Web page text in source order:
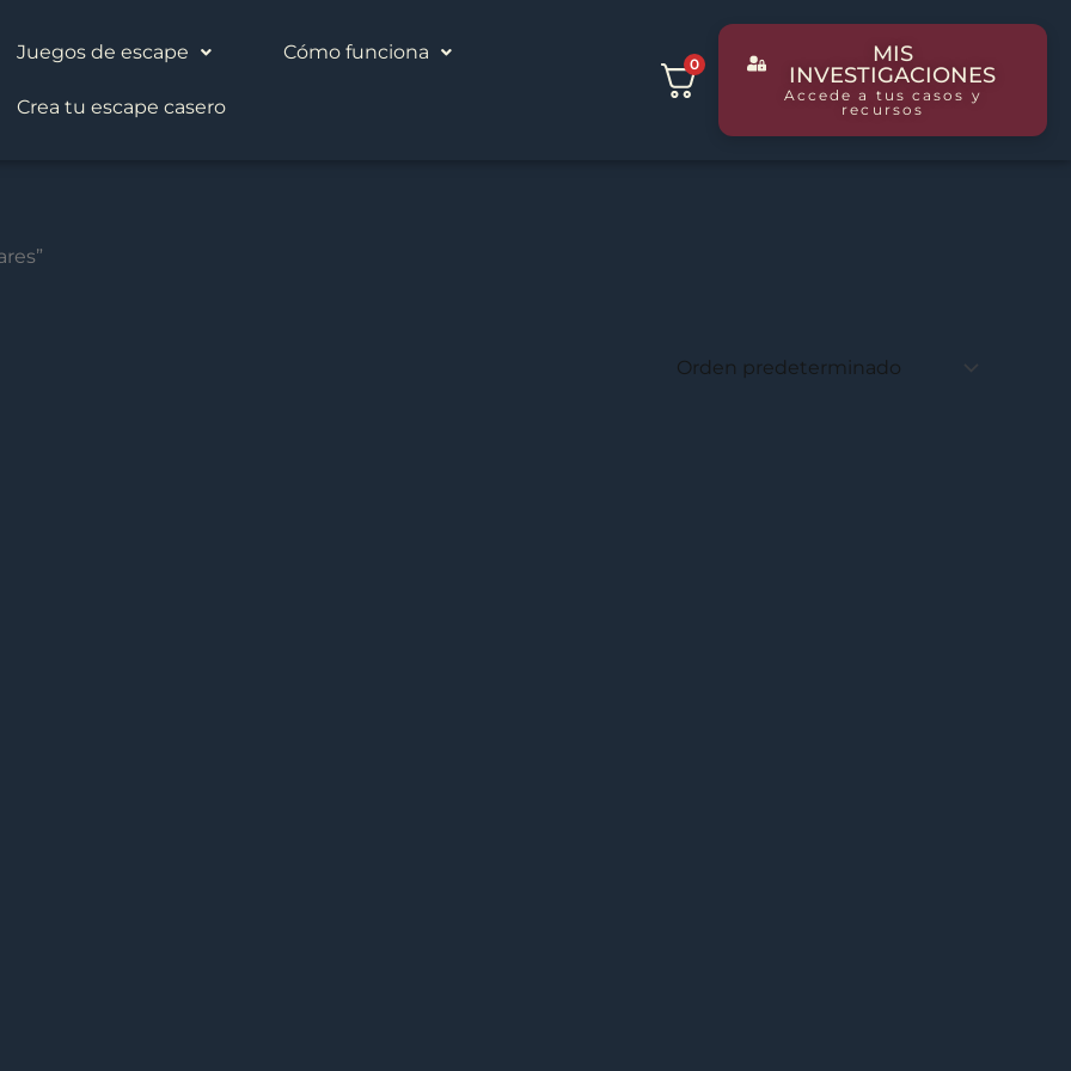
Juegos de escape Cómo funciona
Crea tu escape casero
0
MIS
INVESTIGACIONES
Accede a tus casos y
recursos